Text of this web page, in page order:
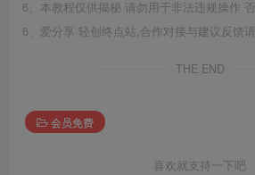
6、本教程仅供揭秘 请勿用于非法违规操作
6、爱分享·轻创终点站,合作对接与建议反馈
THE END
会员免费
喜欢就支持一下吧